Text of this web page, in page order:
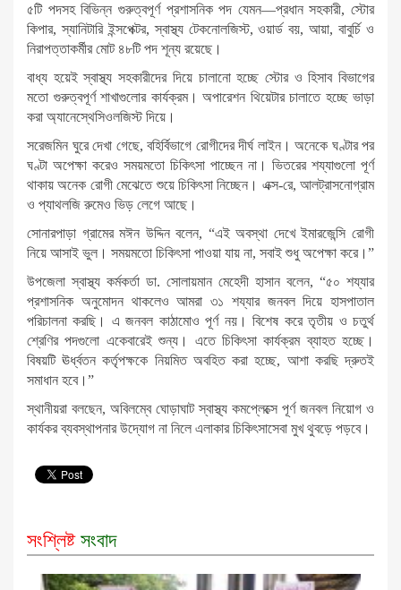
৫টি পদসহ বিভিন্ন গুরুত্বপূর্ণ প্রশাসনিক পদ যেমন—প্রধান সহকারী, স্টোর
কিপার, স্যানিটারি ইন্সপেক্টর, স্বাস্থ্য টেকনোলজিস্ট, ওয়ার্ড বয়, আয়া, বাবুর্চি ও
নিরাপত্তাকর্মীর মোট ৪৮টি পদ শূন্য রয়েছে।
বাধ্য হয়েই স্বাস্থ্য সহকারীদের দিয়ে চালানো হচ্ছে স্টোর ও হিসাব বিভাগের
মতো গুরুত্বপূর্ণ শাখাগুলোর কার্যক্রম। অপারেশন থিয়েটার চালাতে হচ্ছে ভাড়া
করা অ্যানেস্থেসিওলজিস্ট দিয়ে।
সরেজমিন ঘুরে দেখা গেছে, বহির্বিভাগে রোগীদের দীর্ঘ লাইন। অনেকে ঘণ্টার পর
ঘণ্টা অপেক্ষা করেও সময়মতো চিকিৎসা পাচ্ছেন না। ভিতরের শয্যাগুলো পূর্ণ
থাকায় অনেক রোগী মেঝেতে শুয়ে চিকিৎসা নিচ্ছেন। এক্স-রে, আলট্রাসনোগ্রাম
ও প্যাথলজি রুমেও ভিড় লেগে আছে।
সোনারপাড়া গ্রামের মঈন উদ্দিন বলেন, “এই অবস্থা দেখে ইমারজেন্সি রোগী
নিয়ে আসাই ভুল। সময়মতো চিকিৎসা পাওয়া যায় না, সবাই শুধু অপেক্ষা করে।”
উপজেলা স্বাস্থ্য কর্মকর্তা ডা. সোলায়মান মেহেদী হাসান বলেন, “৫০ শয্যার
প্রশাসনিক অনুমোদন থাকলেও আমরা ৩১ শয্যার জনবল দিয়ে হাসপাতাল
পরিচালনা করছি। এ জনবল কাঠামোও পূর্ণ নয়। বিশেষ করে তৃতীয় ও চতুর্থ
শ্রেণির পদগুলো একেবারেই শুন্য। এতে চিকিৎসা কার্যক্রম ব্যাহত হচ্ছে।
বিষয়টি ঊর্ধ্বতন কর্তৃপক্ষকে নিয়মিত অবহিত করা হচ্ছে, আশা করছি দ্রুতই
সমাধান হবে।”
স্থানীয়রা বলছেন, অবিলম্বে ঘোড়াঘাট স্বাস্থ্য কমপ্লেক্সে পূর্ণ জনবল নিয়োগ ও
কার্যকর ব্যবস্থাপনার উদ্যোগ না নিলে এলাকার চিকিৎসাসেবা মুখ থুবড়ে পড়বে।
সংশ্লিষ্ট সংবাদ